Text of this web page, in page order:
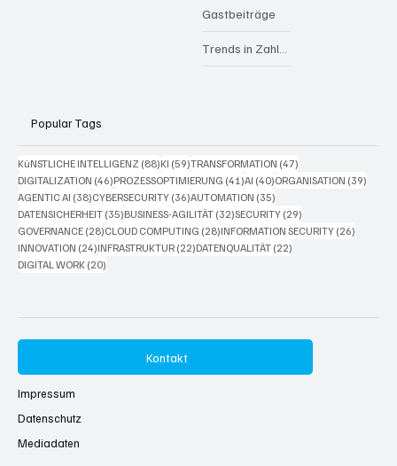
Gastbeiträge
Popular Tags
KüNSTLICHE INTELLIGENZ (88)88 Beiträge
KI (59)59 Beiträge
TRANSFORMATION (47)
DIGITALIZATION (46)46 Beiträge
PROZESSOPTIMIERUNG (41)41 Beiträge
AI (40)40 Beiträge
ORGANISATION (39)
AGENTIC AI (38)38 Beiträge
CYBERSECURITY (36)36 Beiträge
AUTOMATION (35)
DATENSICHERHEIT (35)35 Beiträge
BUSINESS-AGILITÄT (32)32 Beiträge
SECURITY (29)
GOVERNANCE (28)28 Beiträge
CLOUD COMPUTING (28)28 Beiträge
INFORMATION SECURITY (26)
INNOVATION (24)24 Beiträge
INFRASTRUKTUR (22)22 Beiträge
DATENQUALITÄT (22)
DIGITAL WORK (20)
Kontakt
Impressum
Datenschutz
Mediadaten